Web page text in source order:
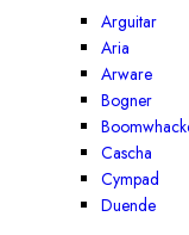
Arguitar
Aria
Arware
Bogner
Cascha
Cympad
Duende